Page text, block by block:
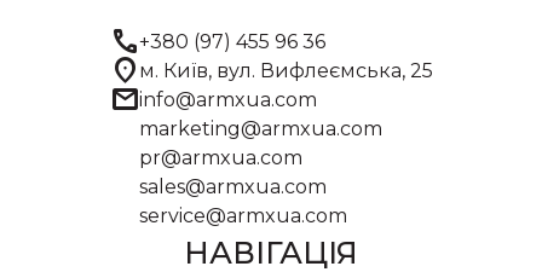
call+380 (97) 455 96 36
location_on м. Київ, вул. Вифлеємська, 25
mailinfo@armxua.com
marketing@armxua.com
pr@armxua.com
sales@armxua.com
service@armxua.com
НАВІГАЦІЯ